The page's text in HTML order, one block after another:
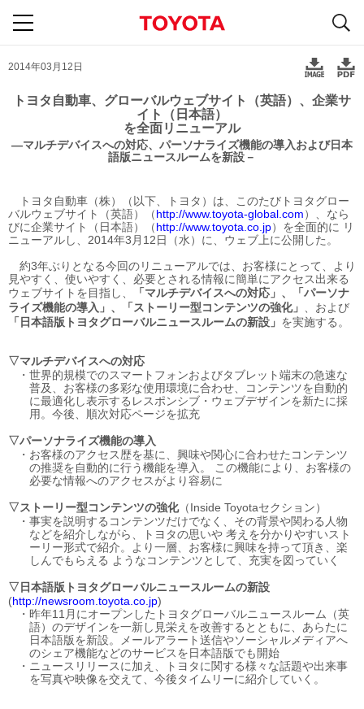
2014年03月12日
トヨタ自動車、グローバルウェブサイト（英語）、企業サ
イト（日本語）
を全面リニューアル
―マルチデバイスへの対応、パーソナライズ機能の導入および日本
語版ニュースルームを新設－
トヨタ自動車（株）（以下、トヨタ）は、このたびトヨタグロー
バルウェブサイト（英語）（http://www.toyota-global.com）、なら
びに企業サイト（日本語）（http://www.toyota.co.jp）を全面的に リ
ニューアルし、2014年3月12日（水）に、ウェブ上に公開した。
約3年ぶりとなる今回のリニューアルでは、お客様にとって、より
見やすく、使いやすく、必要とされる情報に簡単にアクセス出来る
ウェブサイトを目指し、
「マルチデバイスへの対応」、「パーソナ
ライズ機能の導入」、「ストーリー型コンテンツの強化」
、および
「日本語版トヨタグローバルニュースルームの新設」 を実施する。
▽マルチデバイスへの対応
・ 世界的規模でのスマートフォンおよびタブレット端末の急速な
普及、お客様の多彩な使用環境に合わせ、コンテンツを自動的
に最適化し表示するレスポンシブ・ウェブデザインを新たに採
用。今後、順次対応ページを拡充
▽パーソナライズ機能の導入
・ お客様のアクセス歴を基に、興味や関心に合わせたコンテンツ
の推奨を自動的に行う機能を導入。 この機能により、お客様の
必要な情報へのアクセスがより容易に
▽ストーリー型コンテンツの強化（Inside Toyotaセクション）
・ 事実を説明するコンテンツだけでなく、その背景や関わる人物
などを紹介しながら、トヨタの思いや 考えを分かりやすいスト
ーリー形式で紹介。より一層、お客様に興味を持って頂き、楽
しんでもらえる ようなコンテンツとして、充実を図っていく
▽日本語版トヨタグローバルニュースルームの新設
(http://newsroom.toyota.co.jp)
・ 昨年11月にオープンしたトヨタグローバルニュースルーム（英
語）のデザインを一新し見栄えを改善するとともに、あらたに
日本語版を新設。メールアラート送信やソーシャルメディアへ
のシェア機能などのサービスを日本語版でも開始
・ ニュースリリースに加え、トヨタに関する様々な話題や出来事
を写真や映像を交えて、今後タイムリーに紹介していく。